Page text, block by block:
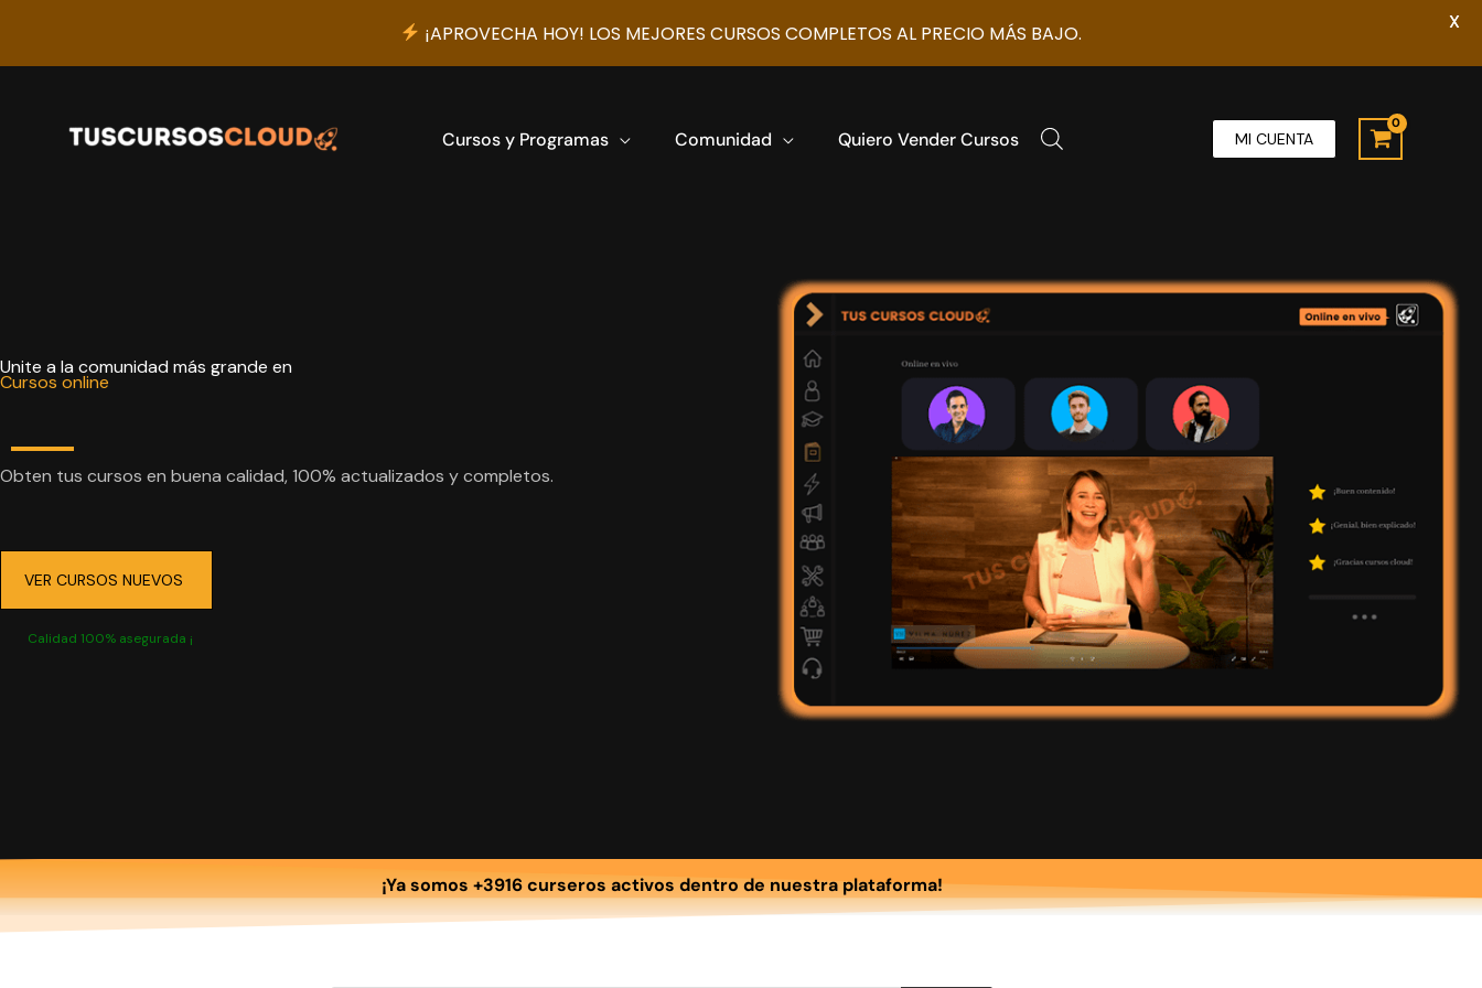
contenido
Cursos y Programas Comunidad Quiero Vender Cursos MI CUENTA
Unite a la comunidad más grande en
Cursos online
Obten tus cursos en buena calidad, 100% actualizados y completos.
VER CURSOS NUEVOS
Calidad 100% asegurada ¡
¡Ya somos +3916 curseros activos dentro de nuestra plataforma!
¡APROVECHA HOY! LOS MEJORES CURSOS COMPLETOS AL PRECIO MÁS BAJO. X